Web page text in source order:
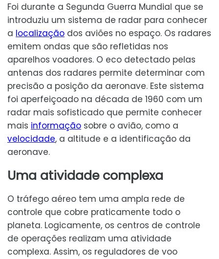
Foi durante a Segunda Guerra Mundial que se
introduziu um sistema de radar para conhecer
a localização dos aviões no espaço. Os radares
emitem ondas que são refletidas nos
aparelhos voadores. O eco detectado pelas
antenas dos radares permite determinar com
precisão a posição da aeronave. Este sistema
foi aperfeiçoado na década de 1960 com um
radar mais sofisticado que permite conhecer
mais informação sobre o avião, como a
velocidade, a altitude e a identificação da
aeronave.
Uma atividade complexa
O tráfego aéreo tem uma ampla rede de
controle que cobre praticamente todo o
planeta. Logicamente, os centros de controle
de operações realizam uma atividade
complexa. Assim, os reguladores de voo